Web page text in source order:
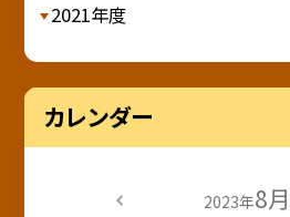
2021年度
カレンダー
2023年8月